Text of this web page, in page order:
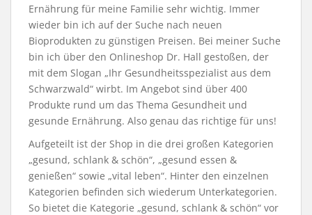
Ernährung für meine Familie sehr wichtig. Immer
wieder bin ich auf der Suche nach neuen
Bioprodukten zu günstigen Preisen. Bei meiner Suche
bin ich über den Onlineshop Dr. Hall gestoßen, der
mit dem Slogan „Ihr Gesundheitsspezialist aus dem
Schwarzwald“ wirbt. Im Angebot sind über 400
Produkte rund um das Thema Gesundheit und
gesunde Ernährung. Also genau das richtige für uns!
Aufgeteilt ist der Shop in die drei großen Kategorien
„gesund, schlank & schön“, „gesund essen &
genießen“ sowie „vital leben“. Hinter den einzelnen
Kategorien befinden sich wiederum Unterkategorien.
So bietet die Kategorie „gesund, schlank & schön“ vor